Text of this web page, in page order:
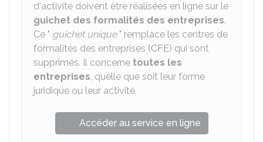
d'activité doivent être réalisées en ligne sur le
guichet des formalités des entreprises.
Ce " guichet unique" remplace les centres de
formalités des entreprises (CFE) qui sont
supprimés. Il concerne toutes les
entreprises, quelle que soit leur forme
juridique ou leur activité.
Accéder au service en ligne